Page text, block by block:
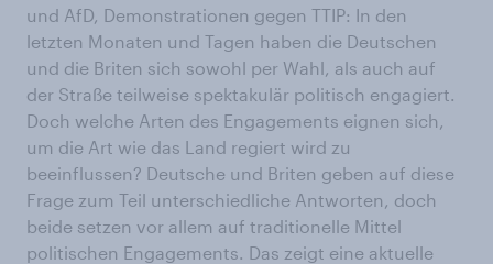
und AfD, Demonstrationen gegen TTIP: In den
letzten Monaten und Tagen haben die Deutschen
und die Briten sich sowohl per Wahl, als auch auf
der Straße teilweise spektakulär politisch engagiert.
Doch welche Arten des Engagements eignen sich,
um die Art wie das Land regiert wird zu
beeinflussen? Deutsche und Briten geben auf diese
Frage zum Teil unterschiedliche Antworten, doch
beide setzen vor allem auf traditionelle Mittel
politischen Engagements. Das zeigt eine aktuelle